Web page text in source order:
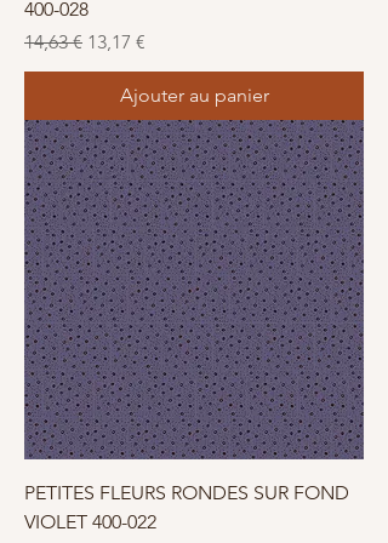
400-028
Prix original
14,63 € Prix promotionnel
13,17 €
Ajouter au panier
PETITES FLEURS RONDES SUR FOND
VIOLET 400-022